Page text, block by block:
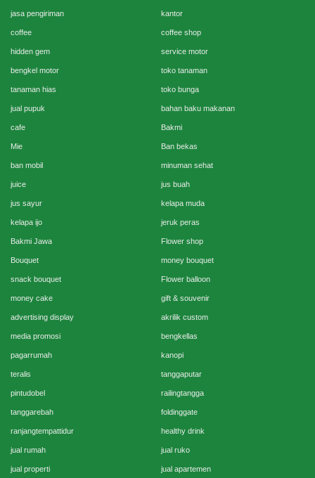
jasa pengiriman kantor
coffee coffee shop
hidden gem service motor
bengkel motor toko tanaman
tanaman hias toko bunga
jual pupuk bahan baku makanan
cafe Bakmi
Mie Ban bekas
ban mobil minuman sehat
juice jus buah
jus sayur kelapa muda
kelapa ijo jeruk peras
Bakmi Jawa Flower shop
Bouquet money bouquet
snack bouquet Flower balloon
money cake gift & souvenir
advertising display akrilik custom
media promosi bengkellas
pagarrumah kanopi
teralis tanggaputar
pintudobel railingtangga
tanggarebah foldinggate
ranjangtempattidur healthy drink
jual rumah jual ruko
jual properti jual apartemen